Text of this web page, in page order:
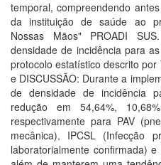
temporal, compreendendo
da instituição de saúde ao
Nossas Mãos" PROADI
densidade de incidência para
protocolo estatístico descrito por
e DISCUSSÃO: Durante a
de densidade de incidência
redução em 54,64%,
respectivamente para PAV
mecânica), IPCSL (Infecção
laboratorialmente confirmada)